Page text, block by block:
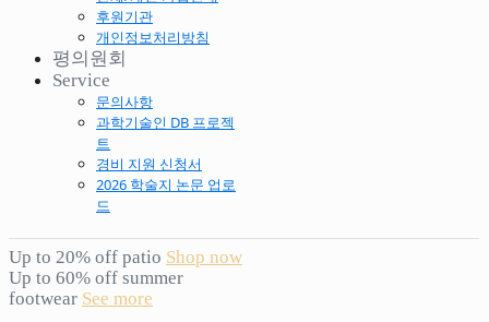
후원기관
개인정보처리방침
평의원회
Service
문의사항
과학기술인 DB 프로젝
트
경비 지원 신청서
2026 학술지 논문 업로
드
Up to 20% off patio Shop now
Up to 60% off summer
footwear See more